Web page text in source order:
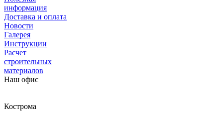
информация
Доставка и оплата
Новости
Галерея
Инструкции
Расчет
строительных
материалов
Наш офис
Кострома